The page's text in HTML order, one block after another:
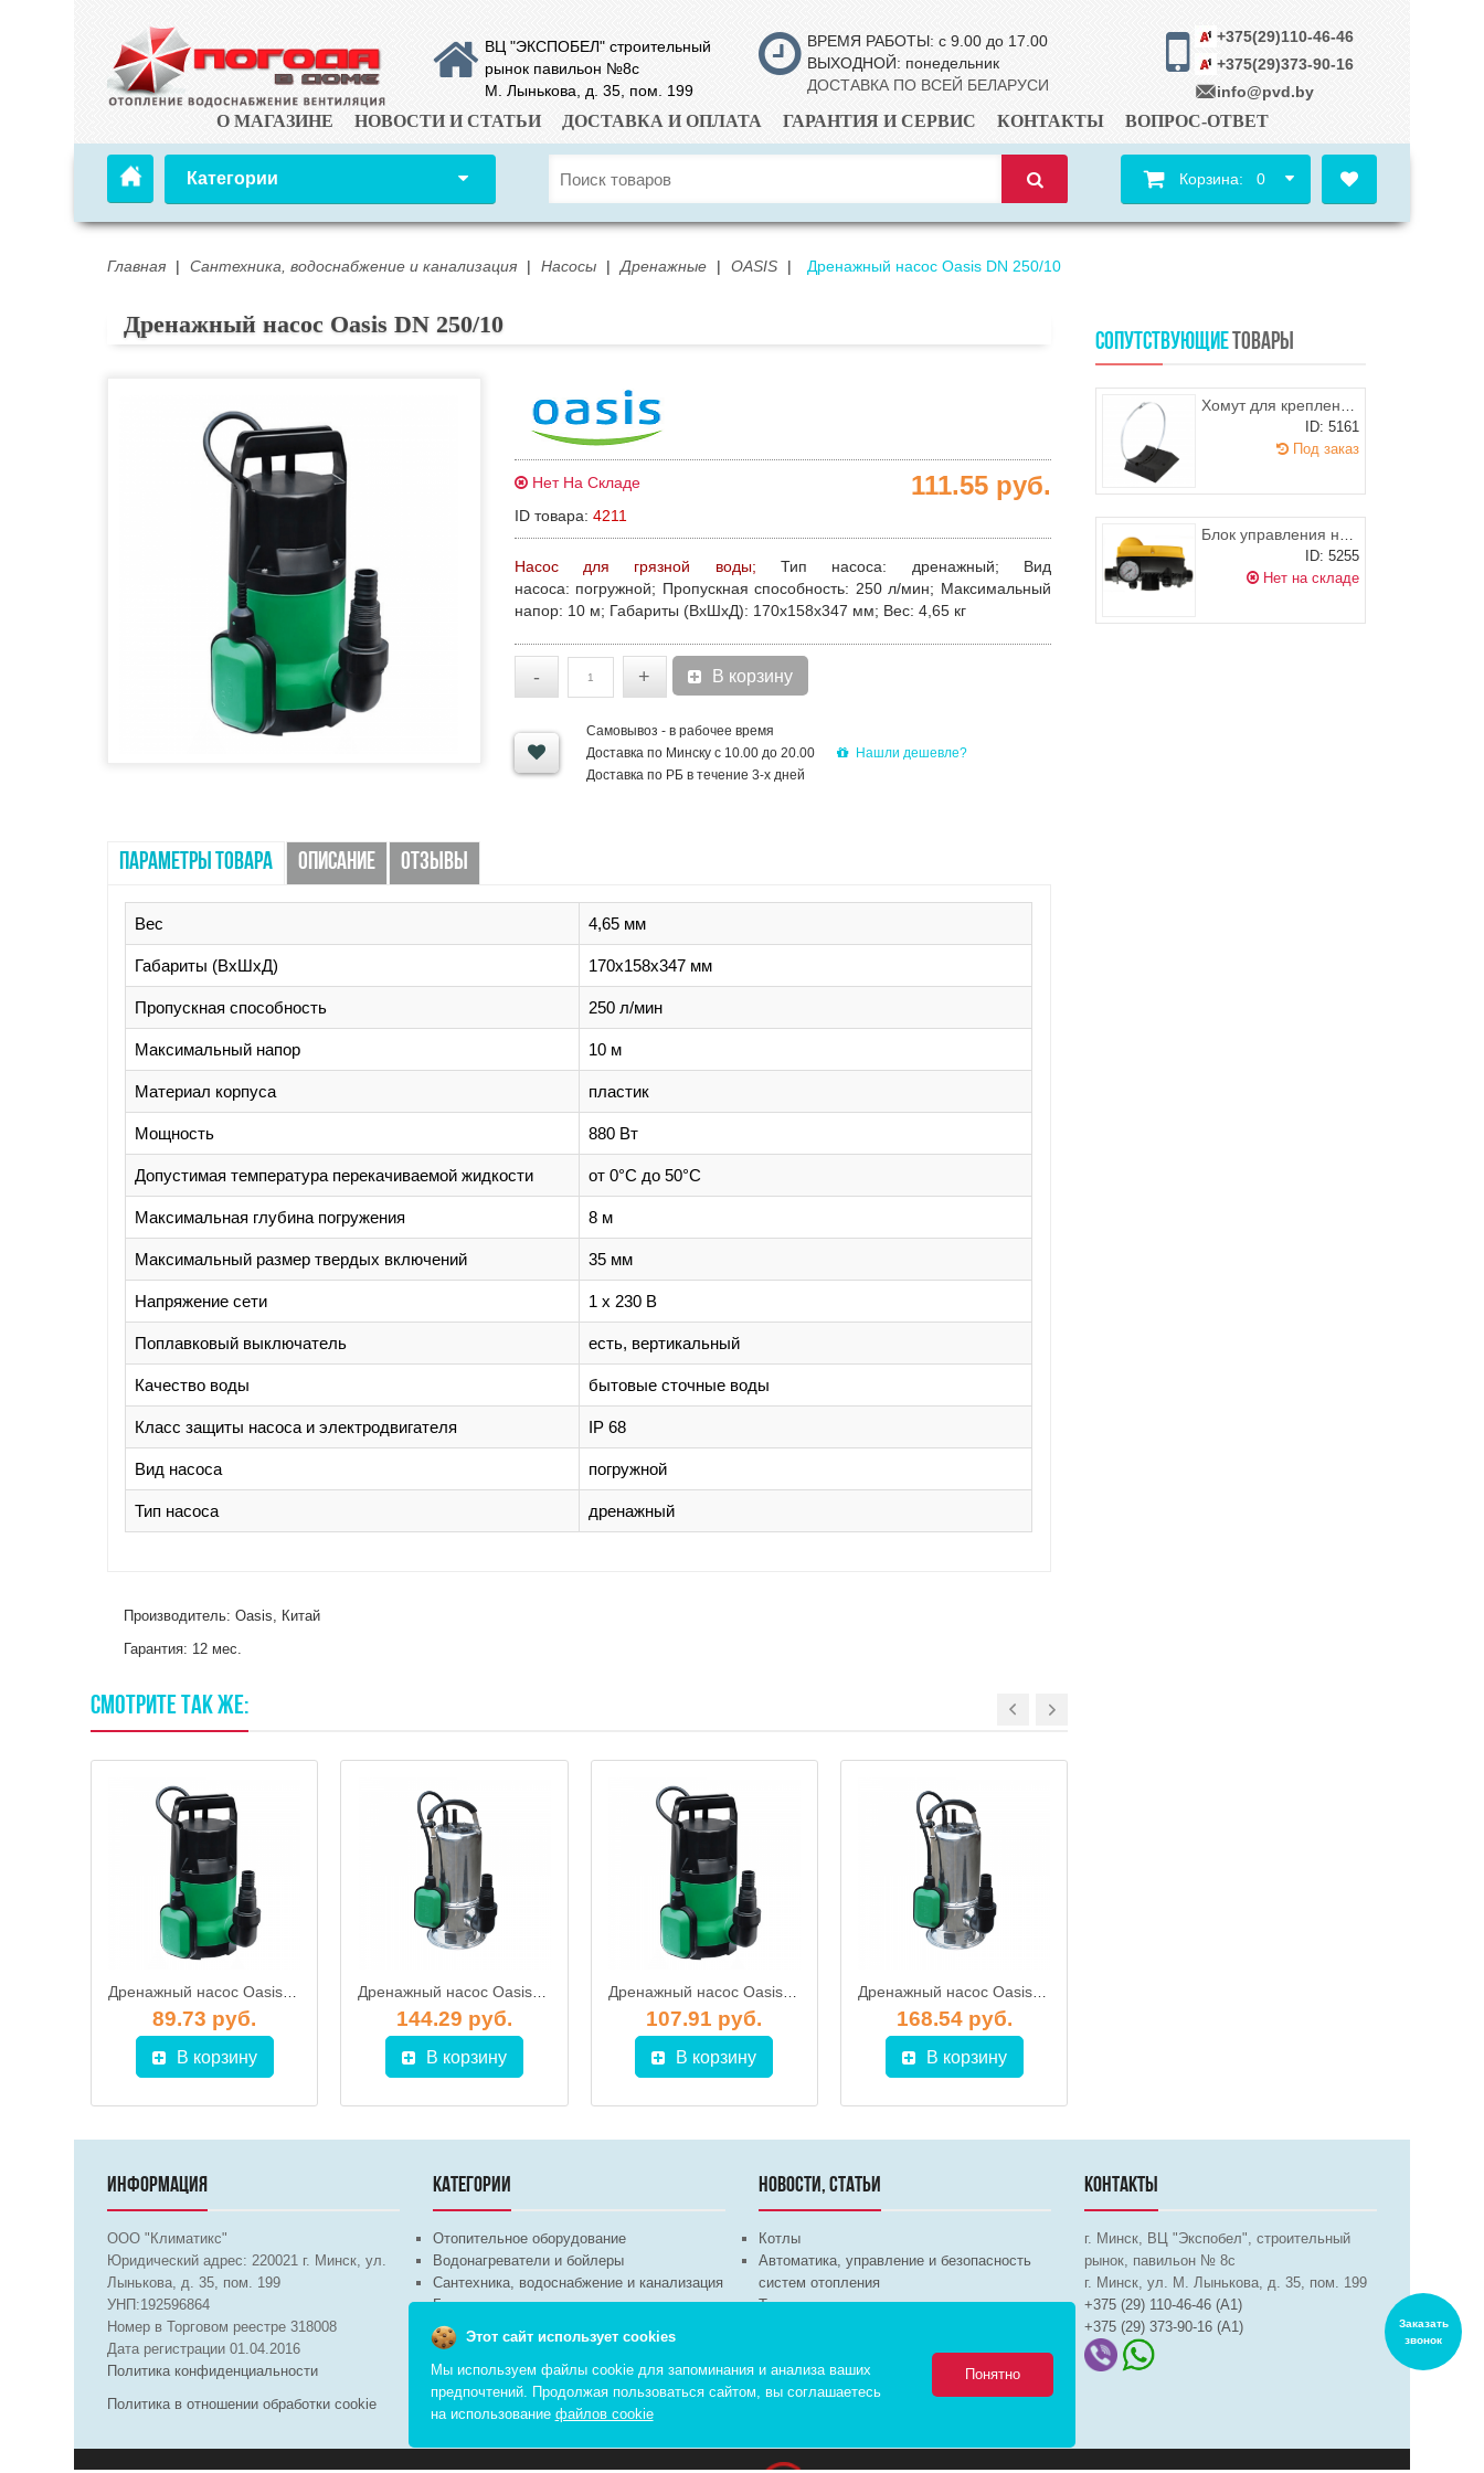
ВЦ "ЭКСПОБЕЛ" строительный
рынок павильон №8с
М. Лынькова, д. 35, пом. 199
ВРЕМЯ РАБОТЫ: с 9.00 до 17.00
ВЫХОДНОЙ: понедельник
ДОСТАВКА ПО ВСЕЙ БЕЛАРУСИ
+375(29)110-46-46
+375(29)373-90-16
info@pvd.by
О МАГАЗИНЕ НОВОСТИ И СТАТЬИ ДОСТАВКА И ОПЛАТА ГАРАНТИЯ И СЕРВИС КОНТАКТЫ ВОПРОС-ОТВЕТ
Категории Корзина: 0
Главная | Сантехника, водоснабжение и канализация | Насосы | Дренажные | OASIS | Дренажный насос Oasis DN 250/10
Дренажный насос Oasis DN 250/10
Нет На Складе
ID товара: 4211
111.55 руб.
Насос для грязной воды; Тип насоса: дренажный; Вид
насоса: погружной; Пропускная способность: 250 л/мин; Максимальный
напор: 10 м; Габариты (ВхШхД): 170x158x347 мм; Вес: 4,65 кг
- + В корзину
Самовывоз - в рабочее время
Доставка по Минску с 10.00 до 20.00
Доставка по РБ в течение 3-х дней
Нашли дешевле?
ПАРАМЕТРЫ ТОВАРА ОПИСАНИЕ ОТЗЫВЫ
Вес 4,65 мм
Габариты (ВхШхД) 170x158x347 мм
Пропускная способность 250 л/мин
Максимальный напор 10 м
Материал корпуса пластик
Мощность 880 Вт
Допустимая температура перекачиваемой жидкости от 0°C до 50°C
Максимальная глубина погружения 8 м
Максимальный размер твердых включений 35 мм
Напряжение сети 1 х 230 В
Поплавковый выключатель есть, вертикальный
Качество воды бытовые сточные воды
Класс защиты насоса и электродвигателя IP 68
Вид насоса погружной
Тип насоса дренажный
Производитель: Oasis, Китай
Гарантия: 12 мес.
СМОТРИТЕ ТАКЖЕ:
Дренажный насос Oasis DN 150/6
89.73 руб.
В корзину
Дренажный насос Oasis DN 175/7
144.29 руб.
В корзину
Дренажный насос Oasis DN 220/14
107.91 руб.
В корзину
Дренажный насос Oasis DN 266/11
168.54 руб.
В корзину
СОПУТСТВУЮЩИЕТОВАРЫ
Хомут для крепления расширительных баков 18-24 л.
ID: 5161
Под заказ
Блок управления насосом АКВАРОБОТ ТУРБИПРЕСС 2,2 кВт, UNIPUMP
ID: 5255
Нет на складе
ИНФОРМАЦИЯ
ООО "Климатикс"
Юридический адрес:220021 г. Минск, ул.
Лынькова, д. 35, пом. 199
УНП:192596864
Номер в Торговом реестре 318008
Дата регистрации 01.04.2016
Политика конфиденциальности
Политика в отношении обработки cookie
КАТЕГОРИИ
Отопительное оборудование
Водонагреватели и бойлеры
Сантехника, водоснабжение и канализация
Бытовая техника
Вентиляционное оборудование
НОВОСТИ, СТАТЬИ
Котлы
Автоматика, управление и безопасность
систем отопления
Теплые полы
КОНТАКТЫ
г. Минск, ВЦ "Экспобел", строительный
рынок, павильон № 8c
г. Минск, ул. М. Лынькова, д. 35, пом. 199
+375 (29) 110-46-46 (А1)
+375 (29) 373-90-16 (A1)
Этот сайт использует cookies
Мы используем файлы cookie для запоминания и анализа ваших
предпочтений. Продолжая пользоваться сайтом, вы соглашаетесь
на использование файлов cookie
Понятно
Заказать
звонок